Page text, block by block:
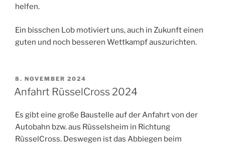
helfen.
Ein bisschen Lob motiviert uns, auch in Zukunft einen
guten und noch besseren Wettkampf auszurichten.
VERÖFFENTLICHT
AM
8. NOVEMBER 2024
Anfahrt RüsselCross 2024
Es gibt eine große Baustelle auf der Anfahrt von der
Autobahn bzw. aus Rüsselsheim in Richtung
RüsselCross. Deswegen ist das Abbiegen beim